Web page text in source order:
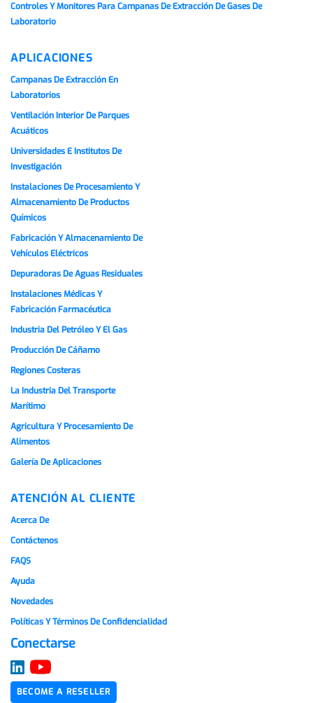
Controles Y Monitores Para Campanas De Extracción De Gases De
Laboratorio
APLICACIONES
Campanas De Extracción En
Laboratorios
Ventilación Interior De Parques
Acuáticos
Universidades E Institutos De
Investigación
Instalaciones De Procesamiento Y
Almacenamiento De Productos
Químicos
Fabricación Y Almacenamiento De
Vehículos Eléctricos
Depuradoras De Aguas Residuales
Instalaciones Médicas Y
Fabricación Farmacéutica
Industria Del Petróleo Y El Gas
Producción De Cáñamo
Regiones Costeras
La Industria Del Transporte
Marítimo
Agricultura Y Procesamiento De
Alimentos
Galería De Aplicaciones
ATENCIÓN AL CLIENTE
Acerca De
Contáctenos
FAQS
Ayuda
Novedades
Políticas Y Términos De Confidencialidad
Conectarse
BECOME A RESELLER